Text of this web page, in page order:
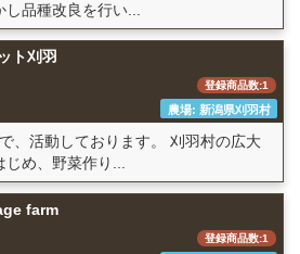
品種改良を行い...
ト刈羽
登録商品数:1
農場: 新潟県刈羽村
、活動しております。 刈羽村の広大
め、野菜作り...
farm
登録商品数:1